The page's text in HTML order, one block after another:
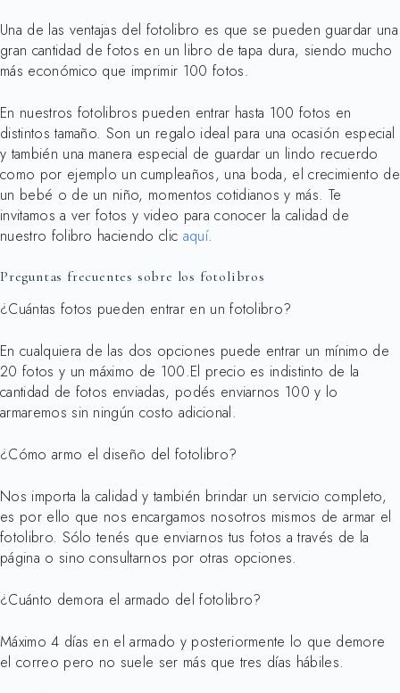
Una de las ventajas del fotolibro es que se pueden guardar una
gran cantidad de fotos en un libro de tapa dura, siendo mucho
más económico que imprimir 100 fotos.
En nuestros fotolibros pueden entrar hasta 100 fotos en
distintos tamaño. Son un regalo ideal para una ocasión especial
y también una manera especial de guardar un lindo recuerdo
como por ejemplo un cumpleaños, una boda, el crecimiento de
un bebé o de un niño, momentos cotidianos y más. Te
invitamos a ver fotos y video para conocer la calidad de
nuestro folibro haciendo clic aquí.
Preguntas frecuentes sobre los fotolibros
¿Cuántas fotos pueden entrar en un fotolibro?
En cualquiera de las dos opciones puede entrar un mínimo de
20 fotos y un máximo de 100.El precio es indistinto de la
cantidad de fotos enviadas, podés enviarnos 100 y lo
armaremos sin ningún costo adicional.
¿Cómo armo el diseño del fotolibro?
Nos importa la calidad y también brindar un servicio completo,
es por ello que nos encargamos nosotros mismos de armar el
fotolibro. Sólo tenés que enviarnos tus fotos a través de la
página o sino consultarnos por otras opciones.
¿Cuánto demora el armado del fotolibro?
Máximo 4 días en el armado y posteriormente lo que demore
el correo pero no suele ser más que tres días hábiles.